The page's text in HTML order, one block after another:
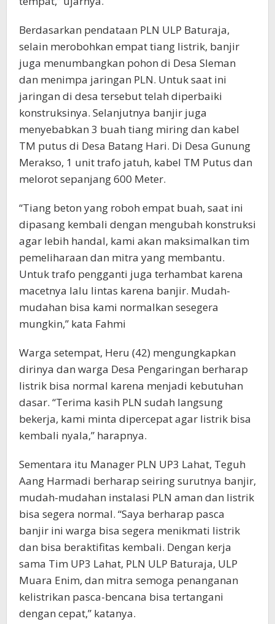
Berdasarkan pendataan PLN ULP Baturaja,
selain merobohkan empat tiang listrik, banjir
juga menumbangkan pohon di Desa Sleman
dan menimpa jaringan PLN. Untuk saat ini
jaringan di desa tersebut telah diperbaiki
konstruksinya. Selanjutnya banjir juga
menyebabkan 3 buah tiang miring dan kabel
TM putus di Desa Batang Hari. Di Desa Gunung
Merakso, 1 unit trafo jatuh, kabel TM Putus dan
melorot sepanjang 600 Meter.
“Tiang beton yang roboh empat buah, saat ini
dipasang kembali dengan mengubah konstruksi
agar lebih handal, kami akan maksimalkan tim
pemeliharaan dan mitra yang membantu.
Untuk trafo pengganti juga terhambat karena
macetnya lalu lintas karena banjir. Mudah-
mudahan bisa kami normalkan sesegera
mungkin,” kata Fahmi
Warga setempat, Heru (42) mengungkapkan
dirinya dan warga Desa Pengaringan berharap
listrik bisa normal karena menjadi kebutuhan
dasar. “Terima kasih PLN sudah langsung
bekerja, kami minta dipercepat agar listrik bisa
kembali nyala,” harapnya.
Sementara itu Manager PLN UP3 Lahat, Teguh
Aang Harmadi berharap seiring surutnya banjir,
mudah-mudahan instalasi PLN aman dan listrik
bisa segera normal. “Saya berharap pasca
banjir ini warga bisa segera menikmati listrik
dan bisa beraktifitas kembali. Dengan kerja
sama Tim UP3 Lahat, PLN ULP Baturaja, ULP
Muara Enim, dan mitra semoga penanganan
kelistrikan pasca-bencana bisa tertangani
dengan cepat,” katanya.